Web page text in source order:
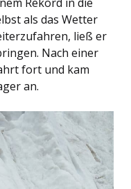
als das Wetter
ließ er
Nach einer
fort und kam
an.